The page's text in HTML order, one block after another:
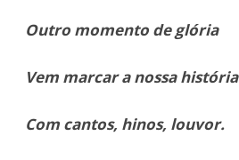
Outro momento de glória
Vem marcar a nossa história
Com cantos, hinos, louvor.